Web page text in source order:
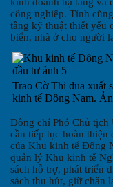
công nghiệp. Tỉnh
tầng kỹ thuật thiết yếu
biển, nhà ở cho người
Trao Cờ Thi đua xuất
kinh tế Đông Nam.
Đồng chí Phó Chủ tịch
cần tiếp tục hoàn thiện
của Khu kinh tế Đông
quản lý Khu kinh tế
sách hỗ trợ, phát triển
sách thu hút, giữ chân